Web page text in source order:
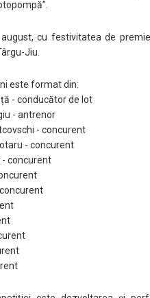
cu festivitatea de
Jiu.
este format din:
- conducător de lot
- antrenor
- concurent
- concurent
- concurent